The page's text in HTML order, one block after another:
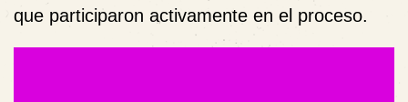
que participaron activamente en el proceso.